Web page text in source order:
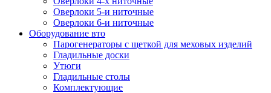
Оверлоки 5-и ниточные
Оверлоки 6-и ниточные
Оборудование вто
Парогенераторы с щеткой для меховых изделий
Гладильные доски
Утюги
Гладильные столы
Комплектующие